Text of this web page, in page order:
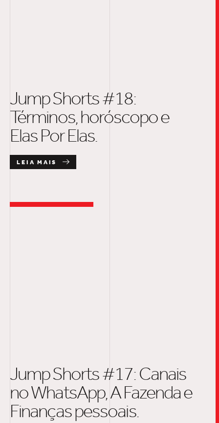
Jump Shorts #18:
Términos, horóscopo e
Elas Por Elas.
LEIA MAIS
Jump Shorts #17: Canais
no WhatsApp, A Fazenda e
Finanças pessoais.